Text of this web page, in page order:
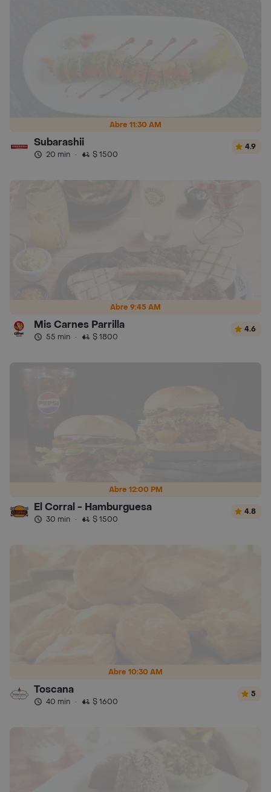
Abre 11:30 AM
Subarashii
20 min · $ 1500
4.9
Abre 9:45 AM
Mis Carnes Parrilla
55 min · $ 1800
4.6
Abre 12:00 PM
El Corral - Hamburguesa
30 min · $ 1500
4.8
Abre 10:30 AM
Toscana
40 min · $ 1600
5